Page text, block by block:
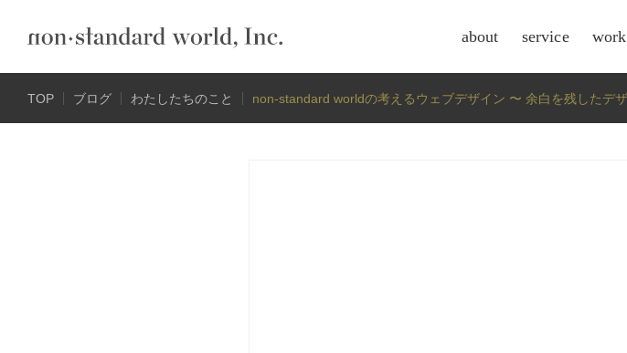
about
csr
service
TOP ブログ わたしたちのこと non-standard worldの考えるウェブデザイン 〜 余白を残したデ